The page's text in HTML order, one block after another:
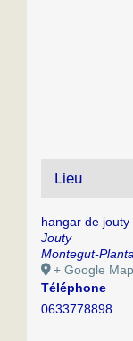
Lieu
hangar de jouty
Jouty
Montegut-
+ Google Map
Téléphone
0633778898